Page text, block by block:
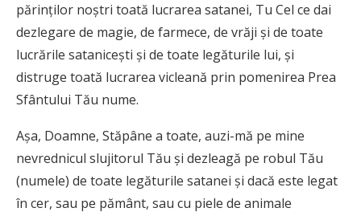
părinților noștri toată lucrarea satanei, Tu Cel ce dai
dezlegare de magie, de farmece, de vrăji și de toate
lucrările satanicești și de toate legăturile lui, și
distruge toată lucrarea vicleană prin pomenirea Prea
Sfântului Tău nume.
Așa, Doamne, Stăpâne a toate, auzi-mă pe mine
nevrednicul slujitorul Tău și dezleagă pe robul Tău
(numele) de toate legăturile satanei și dacă este legat
în cer, sau pe pământ, sau cu piele de animale